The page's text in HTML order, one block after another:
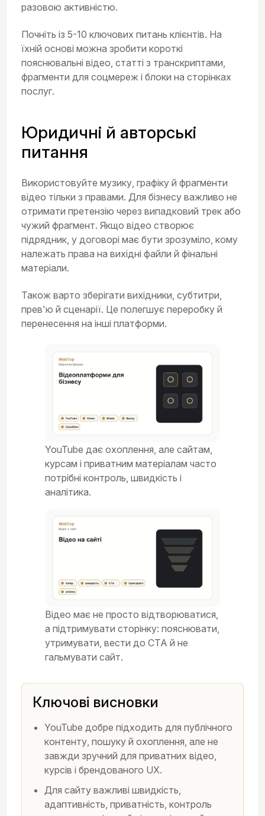
разовою активністю.
Почніть із 5-10 ключових питань клієнтів. На
їхній основі можна зробити короткі
пояснювальні відео, статті з транскриптами,
фрагменти для соцмереж і блоки на сторінках
послуг.
Юридичні й авторські
питання
Використовуйте музику, графіку й фрагменти
відео тільки з правами. Для бізнесу важливо не
отримати претензію через випадковий трек або
чужий фрагмент. Якщо відео створює
підрядник, у договорі має бути зрозуміло, кому
належать права на вихідні файли й фінальні
матеріали.
Також варто зберігати вихідники, субтитри,
прев'ю й сценарії. Це полегшує переробку й
перенесення на інші платформи.
YouTube дає охоплення, але сайтам,
курсам і приватним матеріалам часто
потрібні контроль, швидкість і
аналітика.
Відео має не просто відтворюватися,
а підтримувати сторінку: пояснювати,
утримувати, вести до CTA й не
гальмувати сайт.
Ключові висновки
YouTube добре підходить для публічного
контенту, пошуку й охоплення, але не
завжди зручний для приватних відео,
курсів і брендованого UX.
Для сайту важливі швидкість,
адаптивність, приватність, контроль